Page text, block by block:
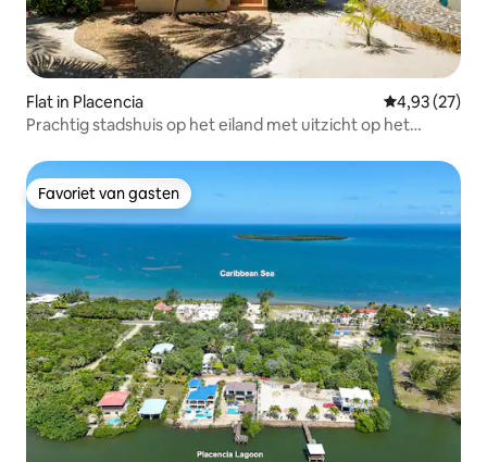
Flat in Placencia Gemiddelde
4,93 (27)
Prachtig stadshuis op het eiland met uitzicht op het
Favoriet van gasten
Favoriet van gasten